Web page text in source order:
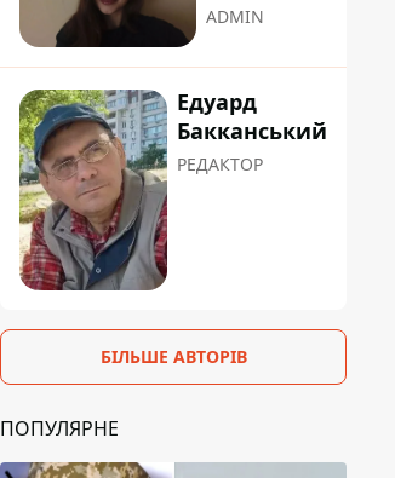
ADMIN
Едуард
Бакканський
РЕДАКТОР
БІЛЬШЕ АВТОРІВ
ПОПУЛЯРНЕ